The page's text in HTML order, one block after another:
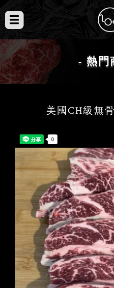
- 熱門
美國CH級無